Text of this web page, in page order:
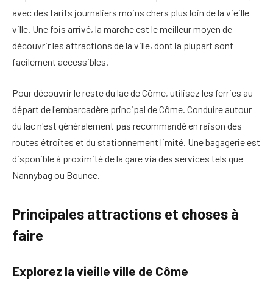
avec des tarifs journaliers moins chers plus loin de la vieille
ville. Une fois arrivé, la marche est le meilleur moyen de
découvrir les attractions de la ville, dont la plupart sont
facilement accessibles.
Pour découvrir le reste du lac de Côme, utilisez les ferries au
départ de l'embarcadère principal de Côme. Conduire autour
du lac n'est généralement pas recommandé en raison des
routes étroites et du stationnement limité. Une bagagerie est
disponible à proximité de la gare via des services tels que
Nannybag ou Bounce.
Principales attractions et choses à
faire
Explorez la vieille ville de Côme